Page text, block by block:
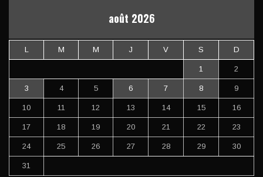
août 2026
L M M J V S D
1 2
3 4 5 6 7 8 9
10 11 12 13 14 15 16
17 18 19 20 21 22 23
24 25 26 27 28 29 30
31